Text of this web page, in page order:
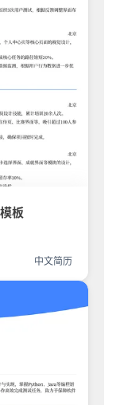
板
中文简历